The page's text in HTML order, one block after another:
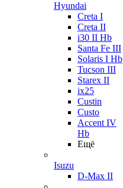
Hyundai
Creta I
Creta II
i30 II Hb
Santa Fe III
Solaris I Hb
Tucson III
Starex II
ix25
Custin
Custo
Accent IV
Hb
Ещё
Isuzu
D-Max II